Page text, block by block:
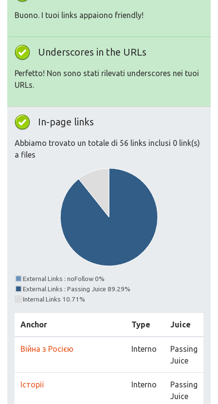
Buono. I tuoi links appaiono friendly!
Underscores in the URLs
Perfetto! Non sono stati rilevati underscores nei tuoi
URLs.
In-page links
Abbiamo trovato un totale di 56 links inclusi 0 link(s)
a files
External Links : noFollow 0%
External Links : Passing Juice 89.29%
Internal Links 10.71%
Anchor Type Juice
Війна з Росією Interno
Passing
Juice
Історії Interno
Passing
Juice